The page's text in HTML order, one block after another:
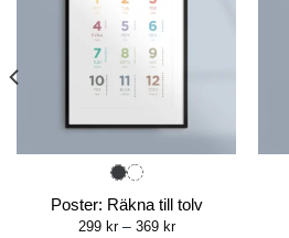
Poster: Räkna till tolv
299 kr – 369 krPrice